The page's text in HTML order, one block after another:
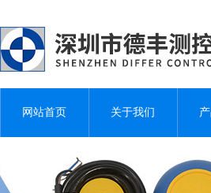
网站首页 关于我们